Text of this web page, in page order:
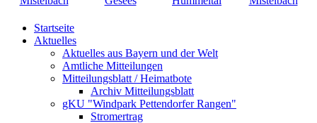
Startseite
Aktuelles
Aktuelles aus Bayern und der Welt
Amtliche Mitteilungen
Mitteilungsblatt / Heimatbote
Archiv Mitteilungsblatt
gKU "Windpark Pettendorfer Rangen"
Stromertrag